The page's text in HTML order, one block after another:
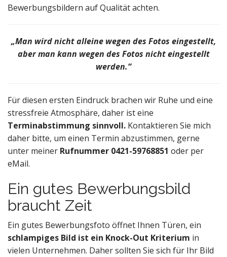
Bewerbungsbildern auf Qualität achten.
„Man wird nicht alleine wegen des Fotos eingestellt,
aber man kann wegen des Fotos nicht eingestellt
werden.“
Für diesen ersten Eindruck brachen wir Ruhe und eine
stressfreie Atmosphäre, daher ist eine
Terminabstimmung sinnvoll. Kontaktieren Sie mich
daher bitte, um einen Termin abzustimmen, gerne
unter meiner Rufnummer 0421-59768851 oder per
eMail.
Ein gutes Bewerbungsbild
braucht Zeit
Ein gutes Bewerbungsfoto öffnet Ihnen Türen, ein
schlampiges Bild ist ein Knock-Out Kriterium in
vielen Unternehmen. Daher sollten Sie sich für Ihr Bild